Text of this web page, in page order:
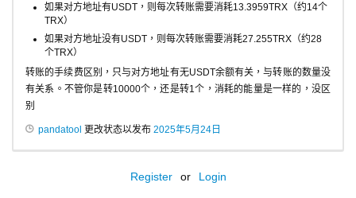
如果对方地址有USDT，则每次转账需要消耗13.3959TRX（约14个
TRX）
如果对方地址没有USDT，则每次转账需要消耗27.255TRX（约28
个TRX）
转账的手续费区别，只与对方地址有无USDT余额有关，与转账的数量没
有关系。不管你是转10000个，还是转1个，消耗的能量是一样的，没区
别
pandatool 更改状态以发布 2025年5月24日
Register or Login